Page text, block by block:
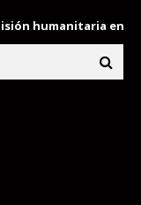
enviada a